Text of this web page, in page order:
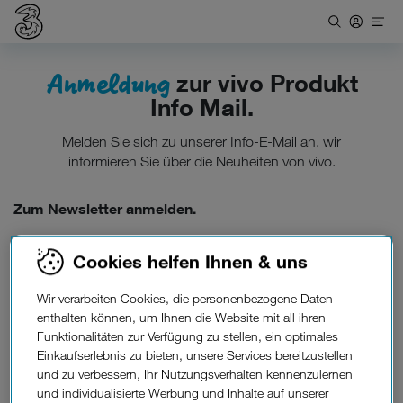
Anmeldungzur vivo Produkt
Info Mail.
Melden Sie sich zu unserer Info-E-Mail an, wir
informieren Sie über die Neuheiten von vivo.
Zum Newsletter anmelden.
Anrede
Vorname Nachname
Cookies helfen Ihnen & uns
Wir verarbeiten Cookies, die personenbezogene Daten
enthalten können, um Ihnen die Website mit all ihren
Funktionalitäten zur Verfügung zu stellen, ein optimales
Einkaufserlebnis zu bieten, unsere Services bereitzustellen
und zu verbessern, Ihr Nutzungsverhalten kennenzulernen
und individualisierte Werbung und Inhalte auf unserer